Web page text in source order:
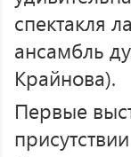
спектакля
ансамбль
Крайнова).
Первые